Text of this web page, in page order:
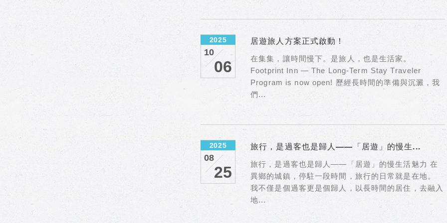
2025
10
06
居遊旅人方案正式啟動！
在集集，讓時間慢下。是旅人，也是生活家。
Footprint Inn — The Long-Term Stay Traveler
Program is now open! 歷經長時間的準備與沉澱，我
們...
2025
08
25
旅行，是過客也是歸人——「居遊」的慢生...
旅行，是過客也是歸人——「居遊」的慢生活魅力 在
異鄉的城鎮，停駐一段時間，旅行的日常就是在地。
我不僅是個過客更是個歸人，以長時間的居住，去融入
地...